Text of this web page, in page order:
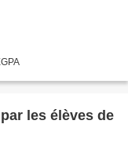
les élèves de